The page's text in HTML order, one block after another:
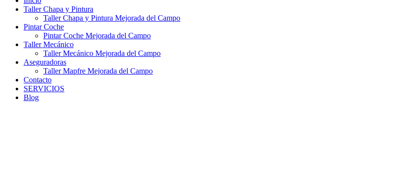
Taller Chapa y Pintura
Taller Chapa y Pintura Mejorada del Campo
Pintar Coche
Pintar Coche Mejorada del Campo
Taller Mecánico
Taller Mecánico Mejorada del Campo
Aseguradoras
Taller Mapfre Mejorada del Campo
Contacto
SERVICIOS
Blog